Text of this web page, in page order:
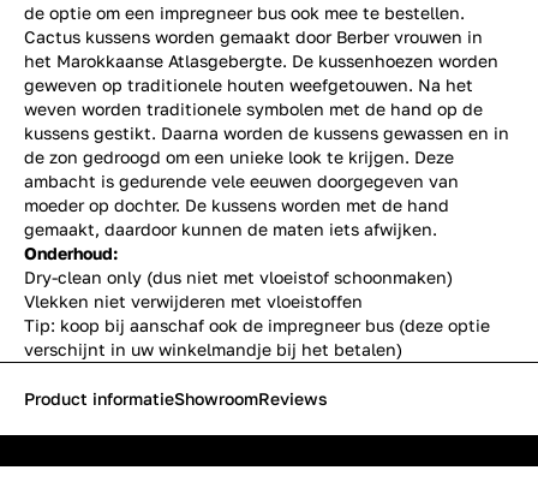
de optie om een impregneer bus ook mee te bestellen.
Cactus kussens worden gemaakt door Berber vrouwen in
het Marokkaanse Atlasgebergte. De kussenhoezen worden
geweven op traditionele houten weefgetouwen. Na het
weven worden traditionele symbolen met de hand op de
kussens gestikt. Daarna worden de kussens gewassen en in
de zon gedroogd om een unieke look te krijgen. Deze
ambacht is gedurende vele eeuwen doorgegeven van
moeder op dochter. De kussens worden met de hand
gemaakt, daardoor kunnen de maten iets afwijken.
Onderhoud:
Dry-clean only (dus niet met vloeistof schoonmaken)
Vlekken niet verwijderen met vloeistoffen
Tip: koop bij aanschaf ook de impregneer bus (deze optie
verschijnt in uw winkelmandje bij het betalen)
Product informatieShowroomReviews